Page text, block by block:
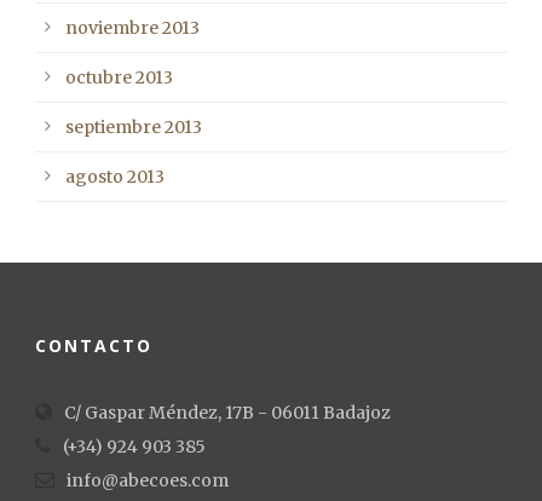
noviembre 2013
octubre 2013
septiembre 2013
agosto 2013
CONTACTO
C/ Gaspar Méndez, 17B - 06011 Badajoz
(+34) 924 903 385
info@abecoes.com